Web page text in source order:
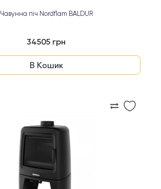
Чавунна піч Nordflam BALDUR
34505 грн
В Кошик